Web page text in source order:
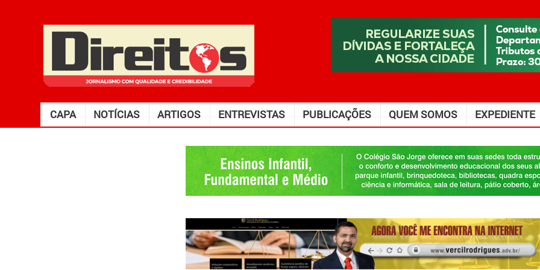
CAPA NOTÍCIAS ARTIGOS ENTREVISTAS PUBLICAÇÕES QUEM SOMOS EXPEDIENTE